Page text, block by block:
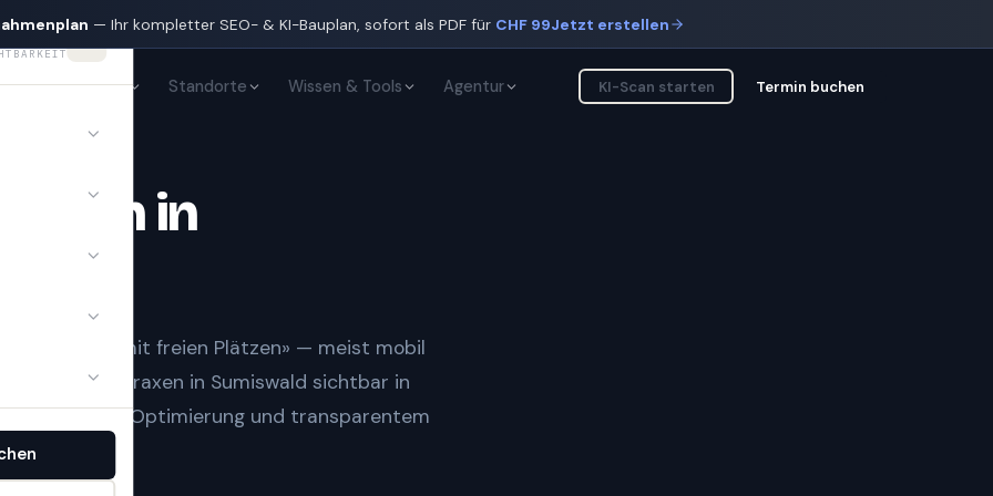
— Ihr kompletter SEO- & KI-Bauplan, sofort als PDF für CHF 99Jetzt erstellen
KI-Sichtbarkeit Standorte Wissen & Tools Agentur KI-Scan starten Termin buchen
in
und «Arzt mit freien Plätzen» — meist mobil
Ärzte & Praxen in Sumiswald sichtbar in
lokaler Optimierung und transparentem